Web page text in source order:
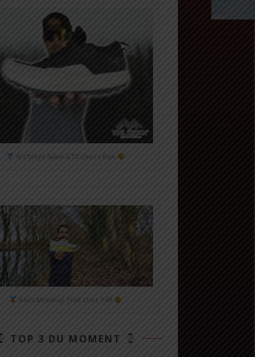
Arc'teryx Sylan GTX chez i-Run
Asics MetaFuji Trail chez T4R
TOP 3 DU MOMENT